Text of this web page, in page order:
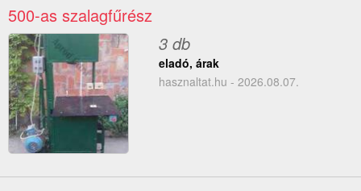
500-as szalagfűrész
3 db
eladó, árak
hasznaltat.hu - 2026.08.07.